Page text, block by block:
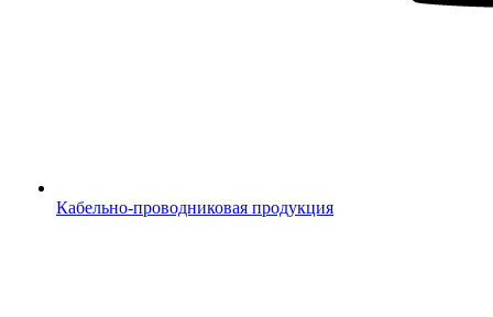
Кабельно-проводниковая продукция